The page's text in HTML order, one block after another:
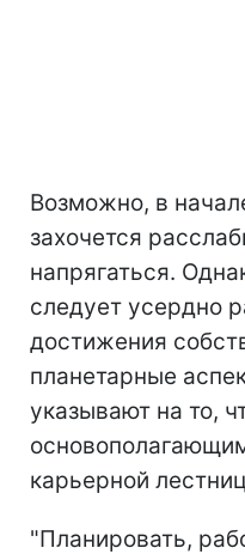
Возможно, в
захочется
напрягаться.
следует усердно
достижения
планетарные
указывают на то,
карьерной
"Планировать,